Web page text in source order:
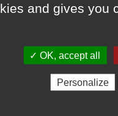
and gives you
✓ OK, accept all
Personalize